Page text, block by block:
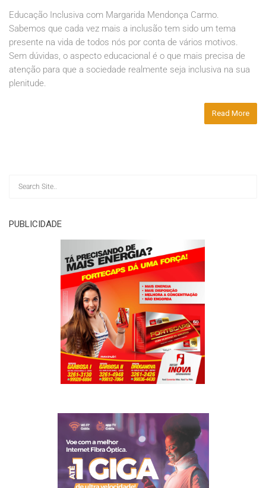
Educação Inclusiva com Margarida Mendonça Carmo.
Sabemos que cada vez mais a inclusão tem sido um tema
presente na vida de todos nós por conta de vários motivos.
Sem dúvidas, o aspecto educacional é o que mais precisa de
atenção para que a sociedade realmente seja inclusiva na sua
plenitude.
Read More
PUBLICIDADE